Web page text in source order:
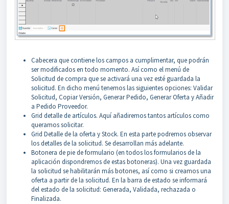
Cabecera que contiene los campos a cumplimentar, que podrán
ser modificados en todo momento. Así como el menú de
Solicitud de compra que se activará una vez esté guardada la
solicitud. En dicho menú tenemos las siguientes opciones: Validar
Solicitud, Copiar Versión, Generar Pedido, Generar Oferta y Añadir
a Pedido Proveedor.
Grid detalle de artículos. Aquí añadiremos tantos artículos como
queramos solicitar.
Grid Detalle de la oferta y Stock. En esta parte podremos observar
los detalles de la solicitud. Se desarrollan más adelante.
Botonera de pie de formulario (en todos los formularios de la
aplicación dispondremos de estas botoneras). Una vez guardada
la solicitud se habilitarán más botones, así como si creamos una
oferta a partir de la solicitud. En la barra de estado se informará
del estado de la solicitud: Generada, Validada, rechazada o
Finalizada.